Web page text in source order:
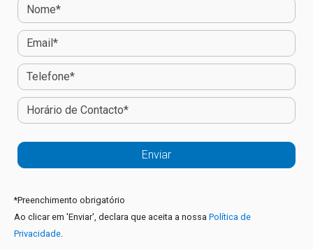
*Preenchimento obrigatório
Ao clicar em 'Enviar', declara que aceita a nossa Política de
Privacidade